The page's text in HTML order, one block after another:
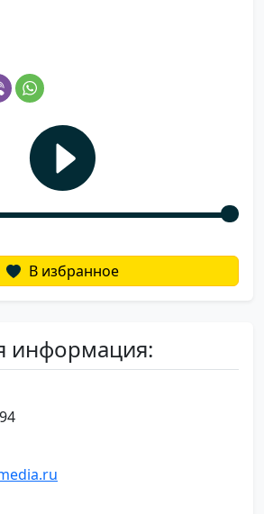
В избранное
информация: